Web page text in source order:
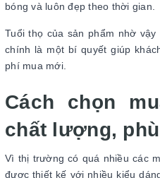
bóng và luôn đẹp theo thời gian.
Tuổi thọ của sản phẩm nhờ
chính là một bí quyết giúp
phí mua mới.
Cách chọn
chất lượng,
Vì thị trường có quá nhiều các
được thiết kế với nhiều kiểu